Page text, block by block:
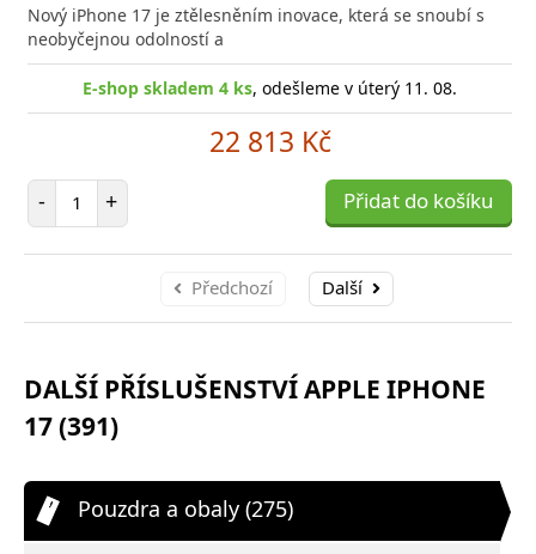
Nový iPhone 17 je ztělesněním inovace, která se snoubí s
neobyčejnou odolností a
E-shop skladem 4 ks, odešleme v úterý 11. 08.
22 813 Kč
- Počet položek
+ Přidat do košíku
Předchozí Další
DALŠÍ PŘÍSLUŠENSTVÍ APPLE IPHONE
17 (391)
Pouzdra a obaly (275)